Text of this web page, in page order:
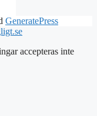
GeneratePress
accepteras inte